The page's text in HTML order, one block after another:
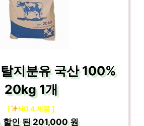
지분유 국산 100%
20kg 1개
[ NO.4 제품 ]
할인 된201,000 원